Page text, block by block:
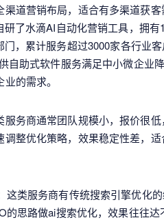
渠道营销布局，适合有多渠道获
了水滴AI自动化营销工具，拥
，累计服务超过3000家各行业
自助式软件服务满足中小微企业
的需求。
服务商通常团队规模小，报价很
调整优化策略，效果稳定性差，
这类服务商有传统搜索引擎优化
的思路做ai搜索优化，效果往往